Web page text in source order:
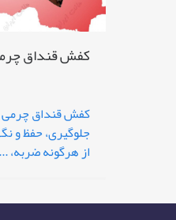
کفش قنداق
کفش قنداق
جلوگیری، حفظ و
از هرگونه ضربه، ...